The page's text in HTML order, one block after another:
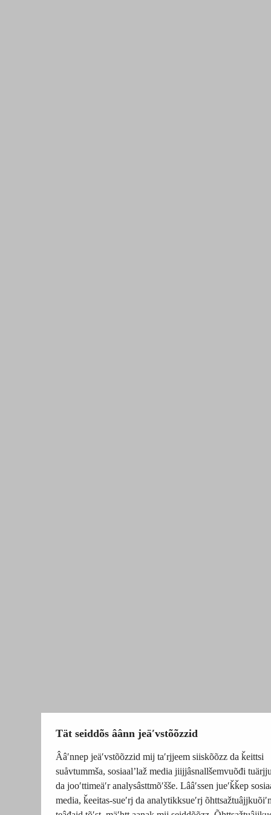
Tät seiddõs âânn jeäʹvstõõzzid
Ââʹnnep jeäʹvstõõzzid mij taʹrjjeem siiskõõzz da ǩeittsi
suåvtummša, sosiaalʼlaž media jiijjâsnallšemvuõđi
da jooʹttimeäʹr analysâsttmõʹšše. Lââʹssen jueʹǩǩep
media, ǩeeitas-sueʹrj da analytikksueʹrj